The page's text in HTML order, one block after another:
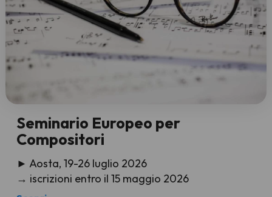
Seminario Europeo per
Compositori
► Aosta, 19-26 luglio 2026
→ iscrizioni entro il 15 maggio 2026